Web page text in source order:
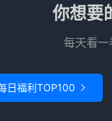
你想要
每天看
日福利TOP100 